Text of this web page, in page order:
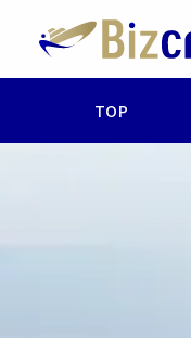
TOP